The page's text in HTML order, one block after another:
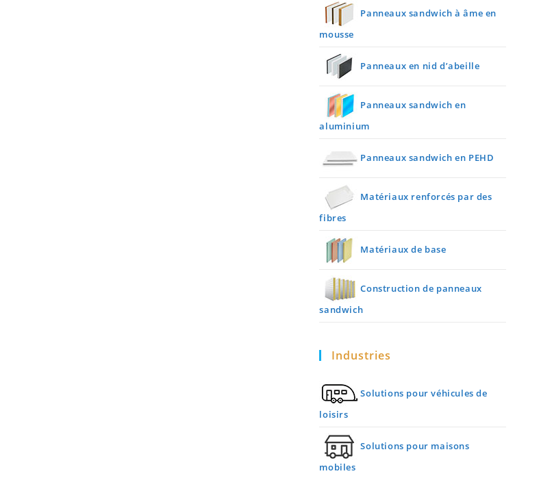
Panneaux sandwich à âme en
mousse
Panneaux en nid d’abeille
Panneaux sandwich en
aluminium
Panneaux sandwich en PEHD
Matériaux renforcés par des
fibres
Matériaux de base
Construction de panneaux
sandwich
Industries
Solutions pour véhicules de
loisirs
Solutions pour maisons
mobiles